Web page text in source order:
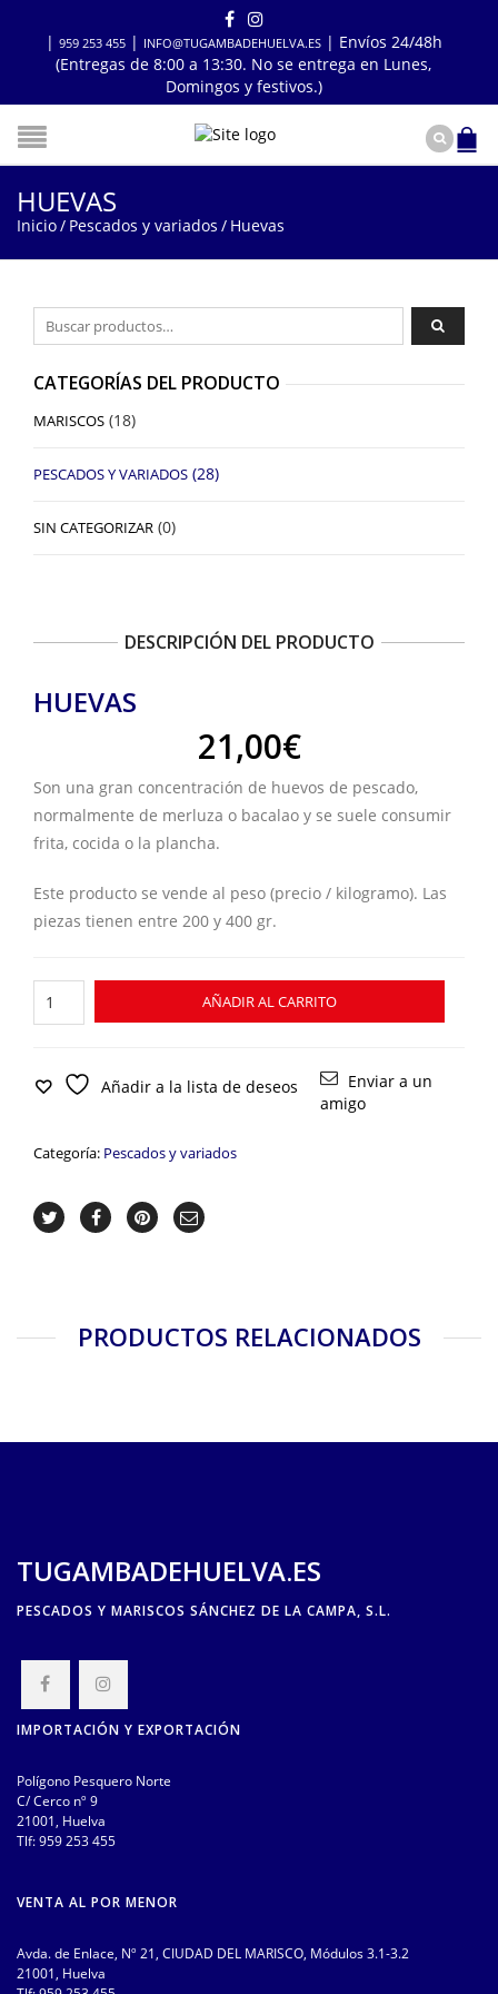
| 959 253 455| INFO@TUGAMBADEHUELVA.ES| Envíos 24/48h
(Entregas de 8:00 a 13:30. No se entrega en Lunes,
Domingos y festivos.)
HUEVAS
Inicio/ Pescados y variados / Huevas
DESCRIPCIÓN DEL PRODUCTO
HUEVAS
21,00€
Son una gran concentración de huevos de pescado,
normalmente de merluza o bacalao y se suele consumir
frita, cocida o la plancha.
Este producto se vende al peso (precio / kilogramo). Las
piezas tienen entre 200 y 400 gr.
cantidad
AÑADIR AL CARRITO
Añadir a la lista de deseos
Enviar a un
amigo
Categoría: Pescados y variados
Buscar por:
CATEGORÍAS DEL PRODUCTO
MARISCOS (18)
PESCADOS Y VARIADOS (28)
SIN CATEGORIZAR (0)
PRODUCTOS RELACIONADOS
TUGAMBADEHUELVA.ES
PESCADOS Y MARISCOS SÁNCHEZ DE LA CAMPA, S.L.
IMPORTACIÓN Y EXPORTACIÓN
Polígono Pesquero Norte
C/ Cerco nº 9
21001, Huelva
Tlf:959 253 455
VENTA AL POR MENOR
Avda. de Enlace, Nº 21, CIUDAD DEL MARISCO, Módulos 3.1-3.2
21001, Huelva